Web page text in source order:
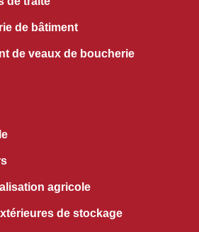
de bâtiment
de veaux de boucherie
agricole
de stockage